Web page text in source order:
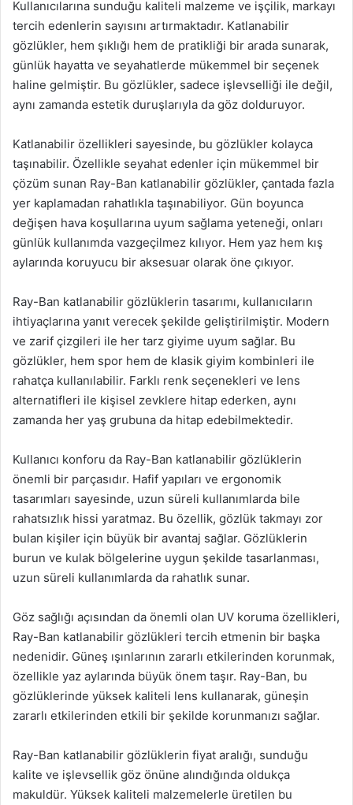
Kullanıcılarına sunduğu kaliteli malzeme ve işçilik, markayı
tercih edenlerin sayısını artırmaktadır. Katlanabilir
gözlükler, hem şıklığı hem de pratikliği bir arada sunarak,
günlük hayatta ve seyahatlerde mükemmel bir seçenek
haline gelmiştir. Bu gözlükler, sadece işlevselliği ile değil,
aynı zamanda estetik duruşlarıyla da göz dolduruyor.
Katlanabilir özellikleri sayesinde, bu gözlükler kolayca
taşınabilir. Özellikle seyahat edenler için mükemmel bir
çözüm sunan Ray-Ban katlanabilir gözlükler, çantada fazla
yer kaplamadan rahatlıkla taşınabiliyor. Gün boyunca
değişen hava koşullarına uyum sağlama yeteneği, onları
günlük kullanımda vazgeçilmez kılıyor. Hem yaz hem kış
aylarında koruyucu bir aksesuar olarak öne çıkıyor.
Ray-Ban katlanabilir gözlüklerin tasarımı, kullanıcıların
ihtiyaçlarına yanıt verecek şekilde geliştirilmiştir. Modern
ve zarif çizgileri ile her tarz giyime uyum sağlar. Bu
gözlükler, hem spor hem de klasik giyim kombinleri ile
rahatça kullanılabilir. Farklı renk seçenekleri ve lens
alternatifleri ile kişisel zevklere hitap ederken, aynı
zamanda her yaş grubuna da hitap edebilmektedir.
Kullanıcı konforu da Ray-Ban katlanabilir gözlüklerin
önemli bir parçasıdır. Hafif yapıları ve ergonomik
tasarımları sayesinde, uzun süreli kullanımlarda bile
rahatsızlık hissi yaratmaz. Bu özellik, gözlük takmayı zor
bulan kişiler için büyük bir avantaj sağlar. Gözlüklerin
burun ve kulak bölgelerine uygun şekilde tasarlanması,
uzun süreli kullanımlarda da rahatlık sunar.
Göz sağlığı açısından da önemli olan UV koruma özellikleri,
Ray-Ban katlanabilir gözlükleri tercih etmenin bir başka
nedenidir. Güneş ışınlarının zararlı etkilerinden korunmak,
özellikle yaz aylarında büyük önem taşır. Ray-Ban, bu
gözlüklerinde yüksek kaliteli lens kullanarak, güneşin
zararlı etkilerinden etkili bir şekilde korunmanızı sağlar.
Ray-Ban katlanabilir gözlüklerin fiyat aralığı, sunduğu
kalite ve işlevsellik göz önüne alındığında oldukça
makuldür. Yüksek kaliteli malzemelerle üretilen bu